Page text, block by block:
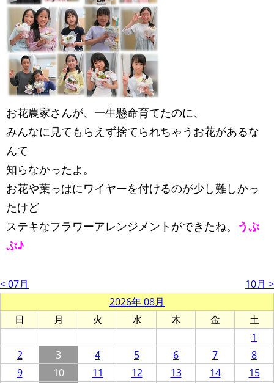
お花農家さんが、一生懸命育てたのに、
みんなに見てもらえず捨てられちゃうお花があるな
んて
知らなかったよ。
お花や葉っぱにワイヤーを付けるのが少し難しかっ
たけど
ステキなフラワーアレンジメントができたね。 うぷ
ぷ♪
< 07月
10月 >
2026年 08月
日
月 火 水 木 金
土
1
2
3 4 5 6 7
8
9
10 11 12 13 14
15